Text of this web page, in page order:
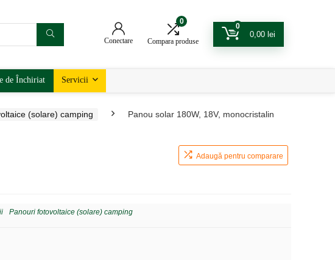
Conectare
0
Compara produse
0
0,00 lei
de Închiriat Servicii
(solare) camping Panou solar 180W, 18V, monocristalin
Adaugă pentru comparare
Panouri fotovoltaice (solare) camping